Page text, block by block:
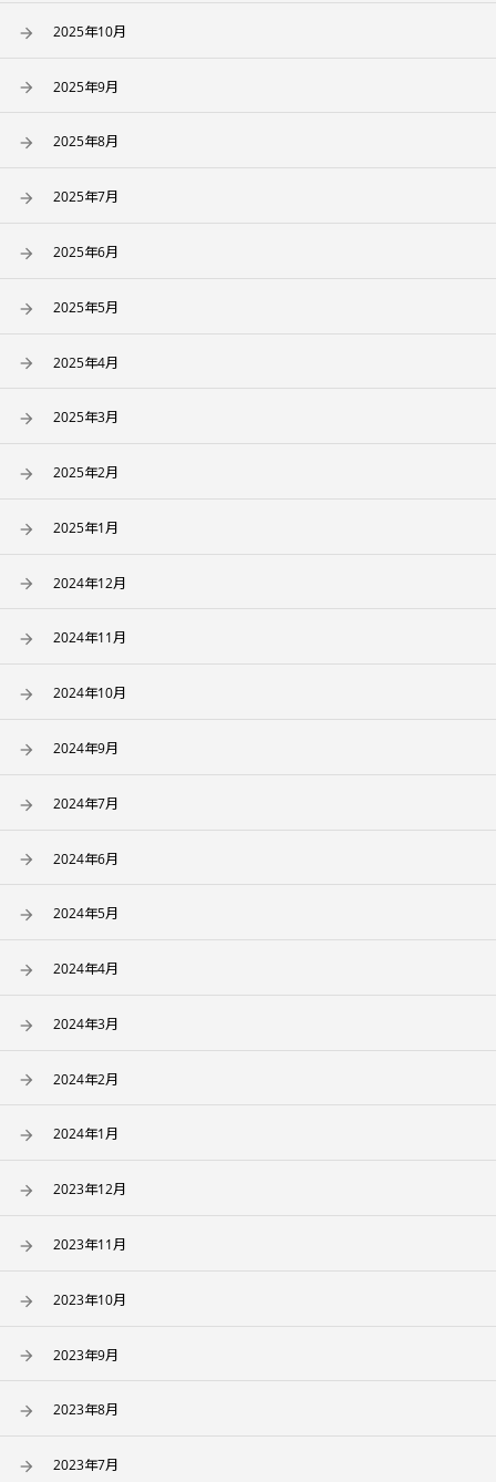
2025年10月
2025年9月
2025年8月
2025年7月
2025年6月
2025年5月
2025年4月
2025年3月
2025年2月
2025年1月
2024年12月
2024年11月
2024年10月
2024年9月
2024年7月
2024年6月
2024年5月
2024年4月
2024年3月
2024年2月
2024年1月
2023年12月
2023年11月
2023年10月
2023年9月
2023年8月
2023年7月